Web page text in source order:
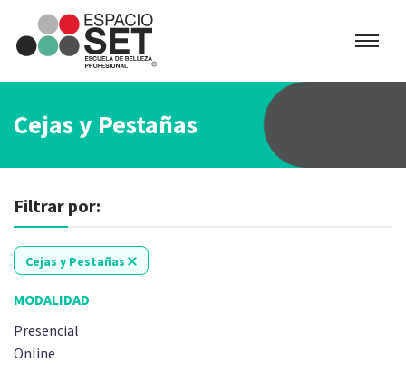
Espacio
SET
Cejas y Pestañas
Filtrar por:
Cejas y Pestañas
MODALIDAD
Presencial
Online